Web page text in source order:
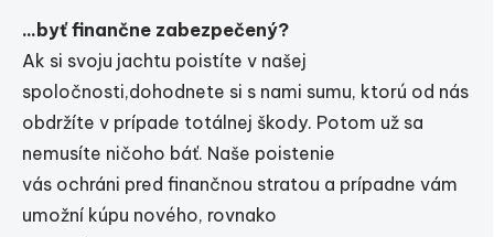
...byť finančne zabezpečený?
Ak si svoju jachtu poistíte v našej
spoločnosti,dohodnete si s nami sumu, ktorú od nás
obdržíte v prípade totálnej škody. Potom už sa
nemusíte ničoho báť. Naše poistenie
vás ochráni pred finančnou stratou a prípadne vám
umožní kúpu nového, rovnako